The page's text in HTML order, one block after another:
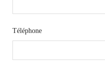
Téléphone